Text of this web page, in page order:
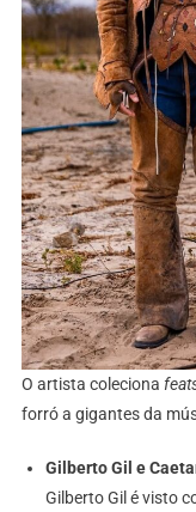
​O artista coleciona
forró a gigantes da
Gilberto Gil e
Gilberto Gil é visto